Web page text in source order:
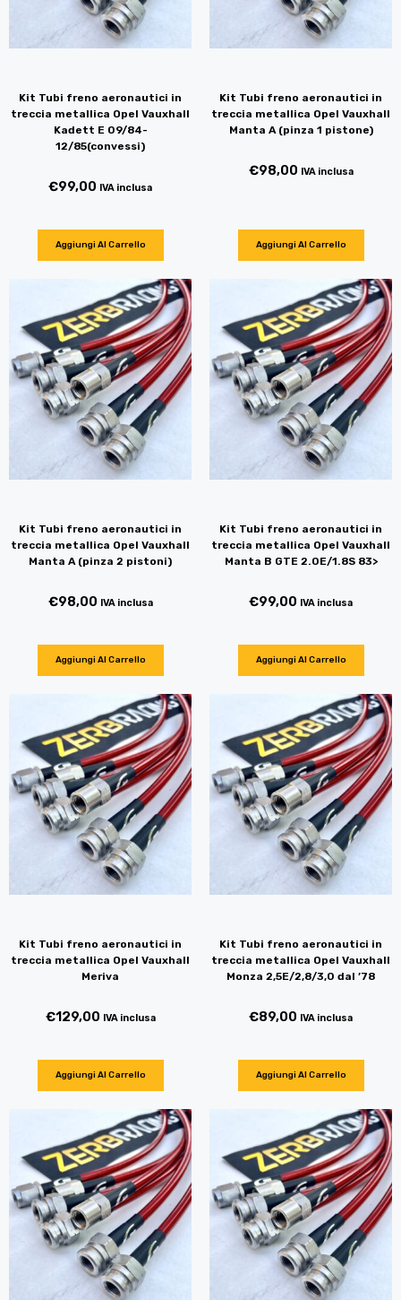
Kit Tubi freno aeronautici in
treccia metallica Opel Vauxhall
Kadett E 09/84-
12/85(convessi)
€99,00 IVA inclusa
Aggiungi Al Carrello
Kit Tubi freno aeronautici in
treccia metallica Opel Vauxhall
Manta A (pinza 1 pistone)
€98,00 IVA inclusa
Aggiungi Al Carrello
Kit Tubi freno aeronautici in
treccia metallica Opel Vauxhall
Manta A (pinza 2 pistoni)
€98,00 IVA inclusa
Aggiungi Al Carrello
Kit Tubi freno aeronautici in
treccia metallica Opel Vauxhall
Manta B GTE 2.0E/1.8S 83>
€99,00 IVA inclusa
Aggiungi Al Carrello
Kit Tubi freno aeronautici in
treccia metallica Opel Vauxhall
Meriva
€129,00 IVA inclusa
Aggiungi Al Carrello
Kit Tubi freno aeronautici in
treccia metallica Opel Vauxhall
Monza 2,5E/2,8/3,0 dal ’78
€89,00 IVA inclusa
Aggiungi Al Carrello